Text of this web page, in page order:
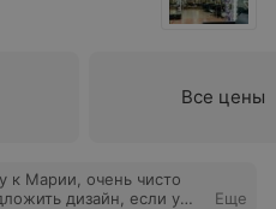
Все цены
к Марии, очень чисто
дизайн, если у
Еще